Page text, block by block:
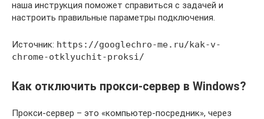
наша инструкция поможет справиться с задачей и
настроить правильные параметры подключения.
Источник: https://googlechro-me.ru/kak-v-
chrome-otklyuchit-proksi/
Как отключить прокси-сервер в Windows?
Прокси-сервер – это «компьютер-посредник», через